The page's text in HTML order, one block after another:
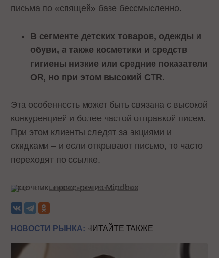
письма по «спящей» базе бессмысленно.
В сегменте детских товаров, одежды и
обуви, а также косметики и средств
гигиены низкие или средние показатели
OR, но при этом высокий CTR.
Эта особенность может быть связана с высокой
конкуренцией и более частой отправкой писем.
При этом клиенты следят за акциями и
скидками – и если открывают письмо, то часто
переходят по ссылке.
Источник: пресс-релиз Mindbox
Теги: Email-маркетинг Исследования
НОВОСТИ РЫНКА: ЧИТАЙТЕ ТАКЖЕ